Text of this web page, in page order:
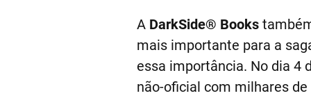
A DarkSide® Books
mais importante para a
essa importância. No dia 4
não-oficial com milhares